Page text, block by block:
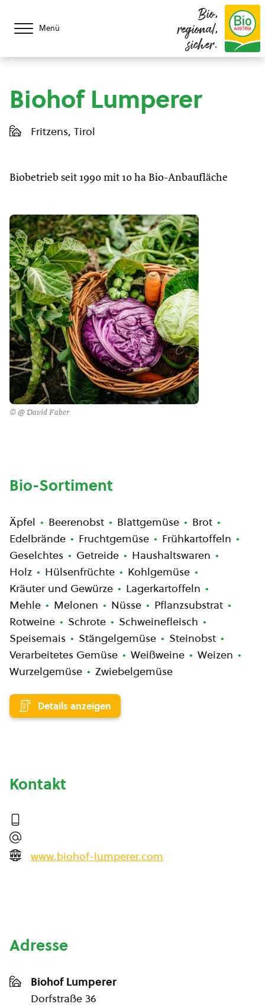
Menü
Bio,
regional,
sicher.
Biohof Lumperer
Fritzens, Tirol
Biobetrieb seit 1990 mit 10 ha Bio-Anbaufläche
© @ David Faber
Bio-Sortiment
Äpfel Beerenobst Blattgemüse
Brot
Edelbrände
Fruchtgemüse
Frühkartoffeln
Geselchtes
Getreide
Haushaltswaren
Holz
Hülsenfrüchte
Kohlgemüse
Kräuter und Gewürze
Lagerkartoffeln
Mehle
Melonen Nüsse
Pflanzsubstrat
Rotweine
Schrote
Schweinefleisch
Speisemais
Stängelgemüse
Steinobst
Verarbeitetes Gemüse
Weißweine
Weizen
Wurzelgemüse
Zwiebelgemüse
Details anzeigen
Kontakt
www.biohof-lumperer.com
Adresse
Biohof Lumperer
Dorfstraße 36